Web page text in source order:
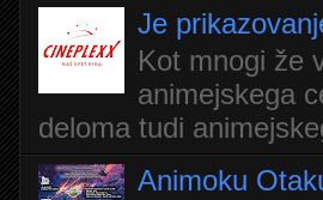
Je
Kot mnogi že
animejskega
deloma tudi
Animoku